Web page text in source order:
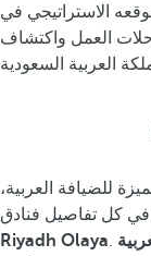
الاستراتيجي في
العمل واكتشاف
للضيافة العربية،
Riyadh Olaya